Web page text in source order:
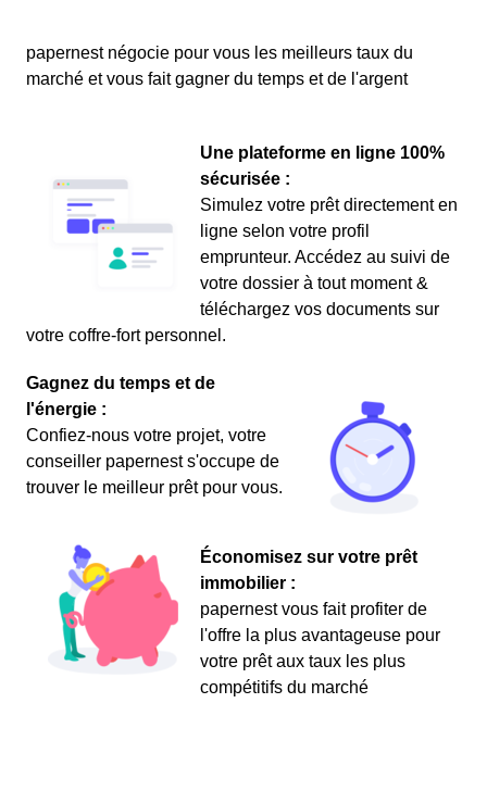
papernest négocie pour vous les meilleurs taux du
marché et vous fait gagner du temps et de l'argent
Une plateforme en ligne 100%
sécurisée :
Simulez votre prêt directement en
ligne selon votre profil
emprunteur. Accédez au suivi de
votre dossier à tout moment &
téléchargez vos documents sur
votre coffre-fort personnel.
Gagnez du temps et de
l'énergie :
Confiez-nous votre projet, votre
conseiller papernest s'occupe de
trouver le meilleur prêt pour vous.
Économisez sur votre prêt
immobilier :
papernest vous fait profiter de
l'offre la plus avantageuse pour
votre prêt aux taux les plus
compétitifs du marché